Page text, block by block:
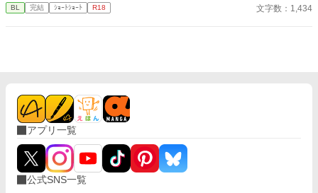
っと綺麗だろうなって」 支配する側だったはずの男が、 支配され
BL 完結 ｼｮｰﾄｼｮｰﾄ R18 文字数：1,434
アプリ一覧
公式SNS一覧